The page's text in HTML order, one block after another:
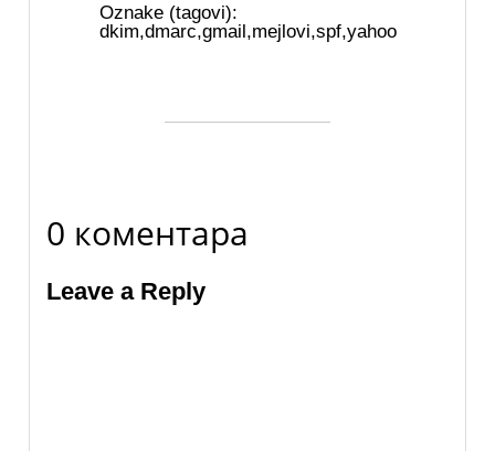
Oznake (tagovi):
dkim,dmarc,gmail,mejlovi,spf,yahoo
0 коментара
Leave a Reply